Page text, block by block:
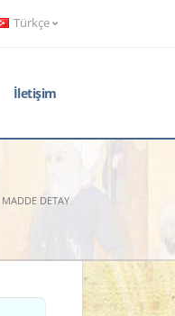
Türkçe
İletişim
MADDE DETAY